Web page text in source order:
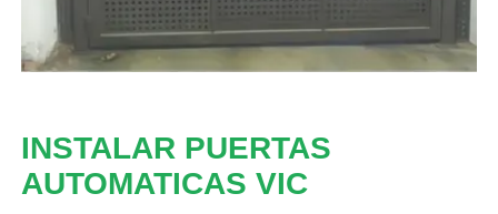
INSTALAR PUERTAS
AUTOMATICAS VIC